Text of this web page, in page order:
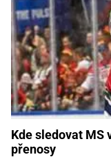
Kde sledovat MS
přenosy